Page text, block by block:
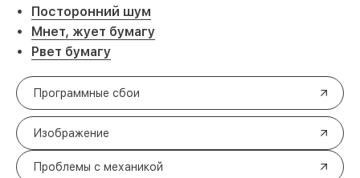
Посторонний шум
Мнет, жует бумагу
Рвет бумагу
Программные сбои
Изображение
Проблемы с механикой